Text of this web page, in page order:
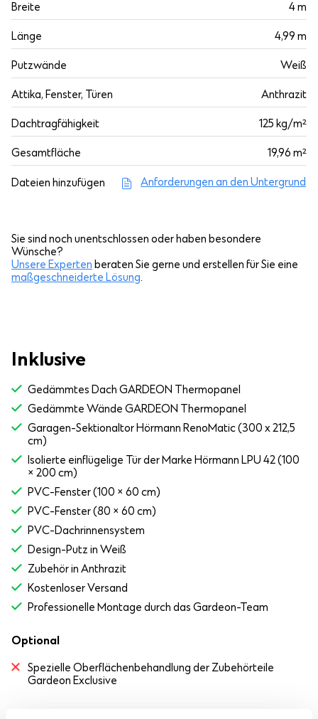
Breite 4 m
Länge 4,99 m
Putzwände Weiß
Attika, Fenster, Türen Anthrazit
Dachtragfähigkeit 125 kg/m²
Gesamtfläche 19,96 m²
Dateien hinzufügen Anforderungen an den Untergrund
Sie sind noch unentschlossen oder haben besondere
Wünsche?
Unsere Experten beraten Sie gerne und erstellen für Sie eine
maßgeschneiderte Lösung.
Inklusive
Gedämmtes Dach GARDEON Thermopanel
Gedämmte Wände GARDEON Thermopanel
Garagen-Sektionaltor Hörmann RenoMatic (300 x 212,5
cm)
Isolierte einflügelige Tür der Marke Hörmann LPU 42 (100
× 200 cm)
PVC-Fenster (100 × 60 cm)
PVC-Fenster (80 × 60 cm)
PVC-Dachrinnensystem
Design-Putz in Weiß
Zubehör in Anthrazit
Kostenloser Versand
Professionelle Montage durch das Gardeon-Team
Optional
Spezielle Oberflächenbehandlung der Zubehörteile
Gardeon Exclusive